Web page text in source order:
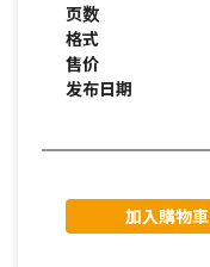
页数
格式
售价
发布日期
加入購物車